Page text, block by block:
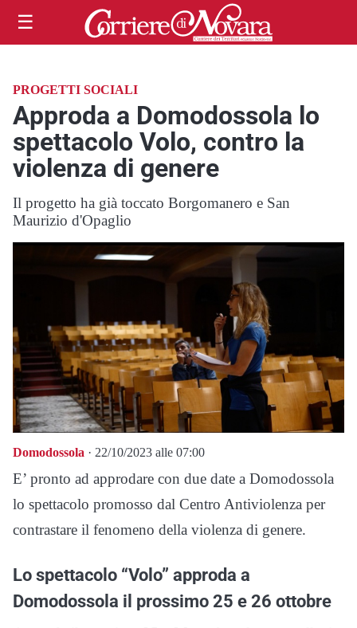
☰
PROGETTI SOCIALI
Approda a Domodossola lo
spettacolo Volo, contro la
violenza di genere
Il progetto ha già toccato Borgomanero e San
Maurizio d'Opaglio
Domodossola · 22/10/2023 alle 07:00
E’ pronto ad approdare con due date a Domodossola
lo spettacolo promosso dal Centro Antiviolenza per
contrastare il fenomeno della violenza di genere.
Lo spettacolo “Volo” approda a
Domodossola il prossimo 25 e 26 ottobre